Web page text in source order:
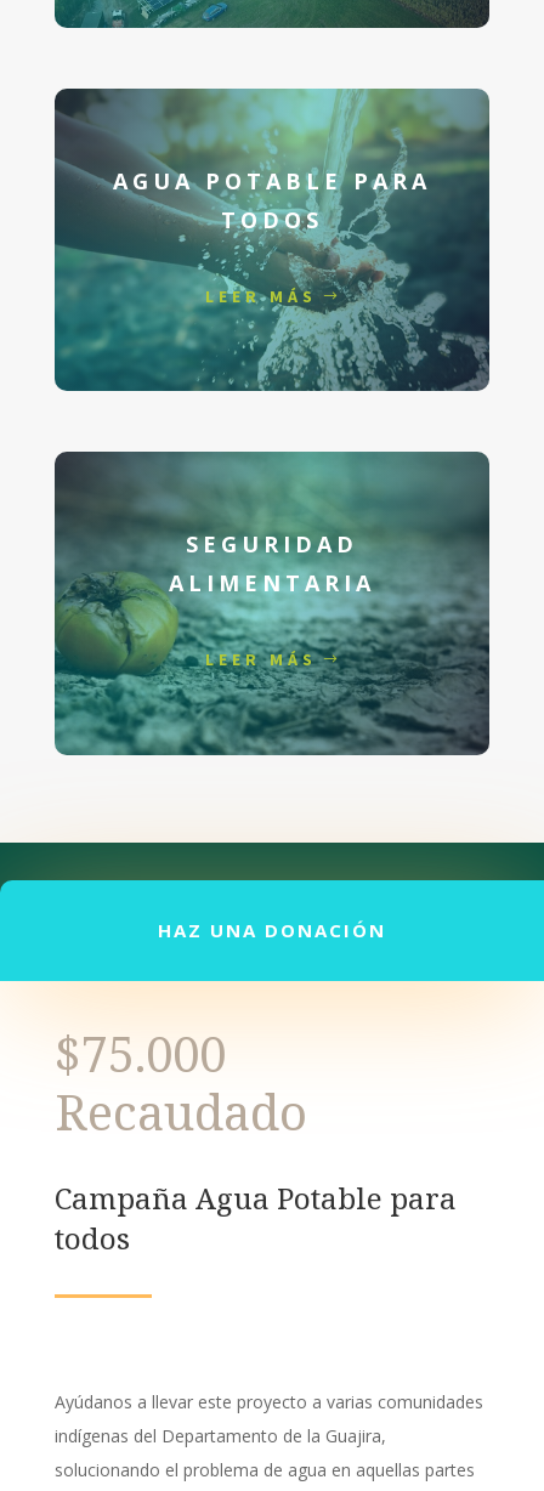
AGUA POTABLE PARA
TODOS
LEER MÁS
SEGURIDAD
ALIMENTARIA
LEER MÁS
HAZ UNA DONACIÓN
$75.000
Recaudado
Campaña Agua Potable para
todos
Ayúdanos a llevar este proyecto a varias comunidades
indígenas del Departamento de la Guajira,
solucionando el problema de agua en aquellas partes